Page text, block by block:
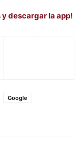
y descargar la app!
Google